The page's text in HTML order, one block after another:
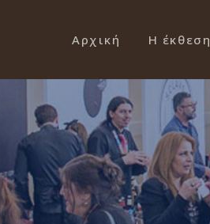
Αρχική Η έκθεση